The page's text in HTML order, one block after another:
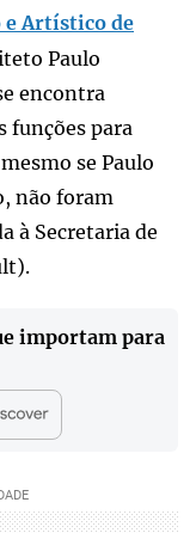
Artístico de
Paulo
encontra
funções para
se Paulo
não foram
à Secretaria de
importam para